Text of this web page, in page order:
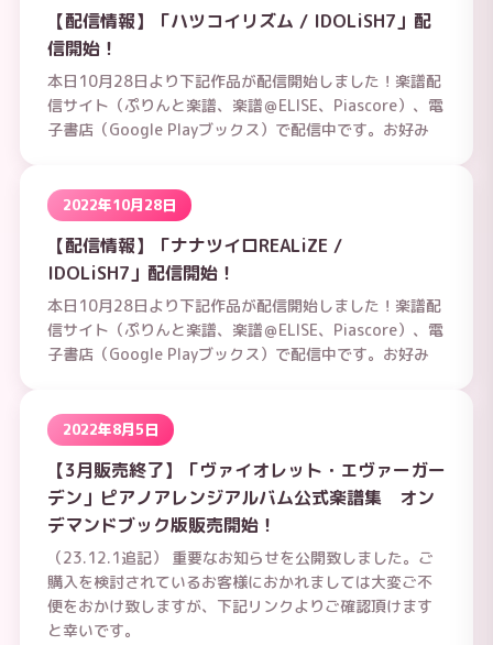
【配信情報】「ハツコイリズム / IDOLiSH7」配
信開始！
本日10月28日より下記作品が配信開始しました！楽譜配
信サイト（ぷりんと楽譜、楽譜＠ELISE、Piascore）、電
子書店（Google Playブックス）で配信中です。お好み
2022年10月28日
【配信情報】「ナナツイロREALiZE /
IDOLiSH7」配信開始！
本日10月28日より下記作品が配信開始しました！楽譜配
信サイト（ぷりんと楽譜、楽譜＠ELISE、Piascore）、電
子書店（Google Playブックス）で配信中です。お好み
2022年8月5日
【3月販売終了】「ヴァイオレット・エヴァーガー
デン」ピアノアレンジアルバム公式楽譜集 オン
デマンドブック版販売開始！
（23.12.1追記） 重要なお知らせを公開致しました。ご
購入を検討されているお客様におかれましては大変ご不
便をおかけ致しますが、下記リンクよりご確認頂けます
と幸いです。